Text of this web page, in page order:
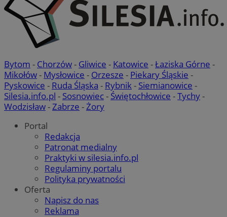
Bytom - Chorzów- Gliwice - Katowice -Łaziska Górne -
Mikołów- Mysłowice - Orzesze - Piekary Śląskie -
Pyskowice - Ruda Śląska - Rybnik- Siemianowice -
Silesia.info.pl - Sosnowiec- Świętochłowice -Tychy-
Wodzisław-Zabrze -Żory
Portal
Redakcja
Patronat medialny
Praktyki w silesia.info.pl
Regulaminy portalu
Polityka prywatności
Oferta
Napisz do nas
Reklama